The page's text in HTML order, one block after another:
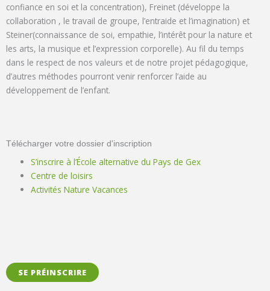
confiance en soi et la concentration), Freinet (développe la
collaboration , le travail de groupe, l’entraide et l’imagination) et
Steiner(connaissance de soi, empathie, l’intérêt pour la nature et
les arts, la musique et l’expression corporelle). Au fil du temps
dans le respect de nos valeurs et de notre projet pédagogique,
d’autres méthodes pourront venir renforcer l’aide au
développement de l’enfant.
Télécharger votre dossier d'inscription
S’inscrire à l’École alternative du Pays de Gex
Centre de loisirs
Activités Nature Vacances
SE PRÉINSCRIRE